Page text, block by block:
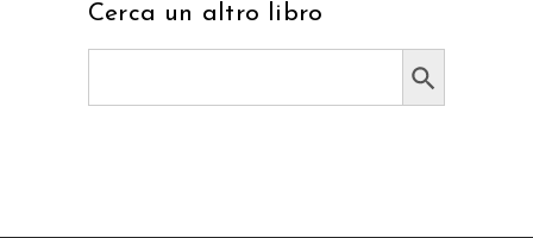
Cerca un altro libro
Search Button